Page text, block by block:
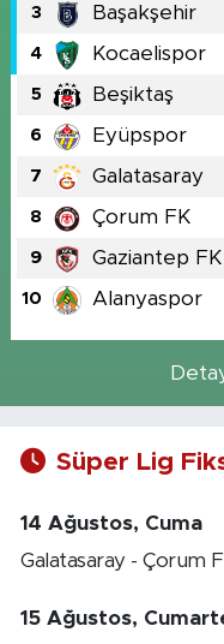
3 Başakşehir
4 Kocaelispor
5 Beşiktaş
6 Eyüpspor
7 Galatasaray
8 Çorum FK
9 Gaziantep FK
10 Alanyaspor
Süper Lig
14 Ağustos, Cuma
Galatasaray - Çorum
15 Ağustos,